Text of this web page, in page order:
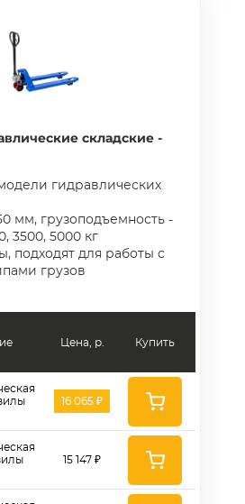
складские -
гидравлических
мм, грузоподъемность -
3500, 5000 кг
подходят для работы с
грузов
Цена, р.
16 065 ₽
15 147 ₽
Купить